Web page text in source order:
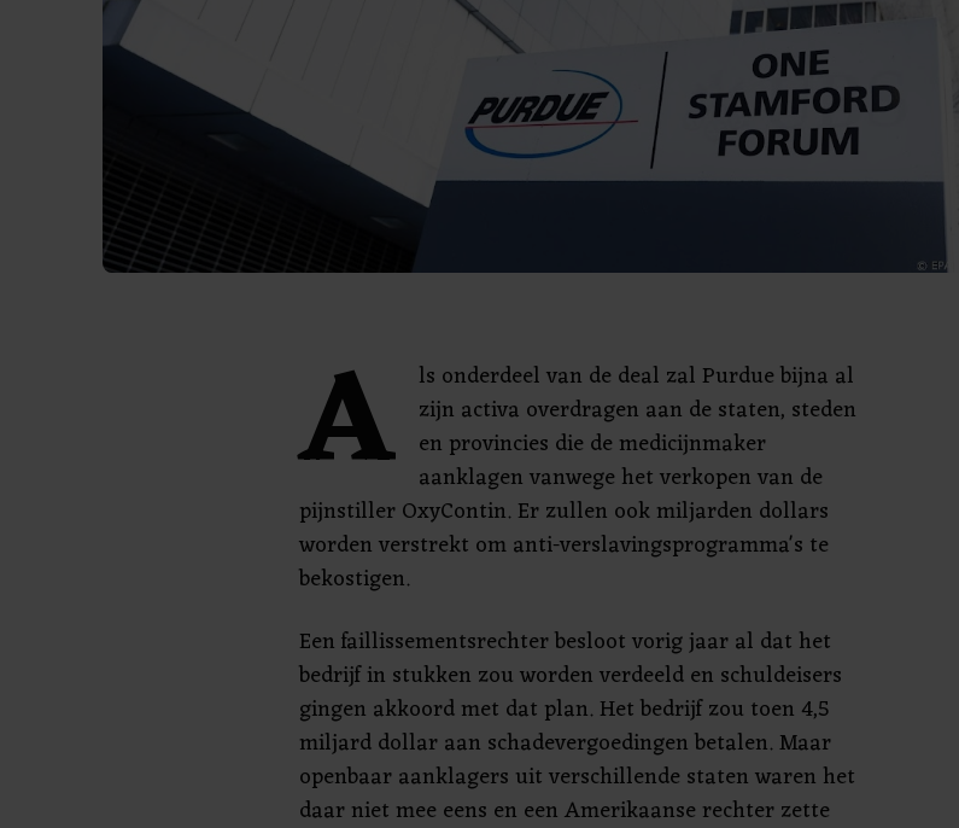
A
ls onderdeel van de deal zal Purdue bijna al
zijn activa overdragen aan de staten, steden
en provincies die de medicijnmaker
aanklagen vanwege het verkopen van de
pijnstiller OxyContin. Er zullen ook miljarden dollars
worden verstrekt om anti-verslavingsprogramma's te
bekostigen.
Een faillissementsrechter besloot vorig jaar al dat het
bedrijf in stukken zou worden verdeeld en schuldeisers
gingen akkoord met dat plan. Het bedrijf zou toen 4,5
miljard dollar aan schadevergoedingen betalen. Maar
openbaar aanklagers uit verschillende staten waren het
daar niet mee eens en een Amerikaanse rechter zette